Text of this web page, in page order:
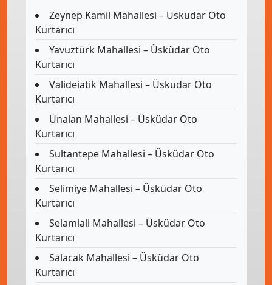
Zeynep Kamil Mahallesi – Üsküdar Oto
Kurtarıcı
Yavuztürk Mahallesi – Üsküdar Oto
Kurtarıcı
Valideiatik Mahallesi – Üsküdar Oto
Kurtarıcı
Ünalan Mahallesi – Üsküdar Oto
Kurtarıcı
Sultantepe Mahallesi – Üsküdar Oto
Kurtarıcı
Selimiye Mahallesi – Üsküdar Oto
Kurtarıcı
Selamiali Mahallesi – Üsküdar Oto
Kurtarıcı
Salacak Mahallesi – Üsküdar Oto
Kurtarıcı